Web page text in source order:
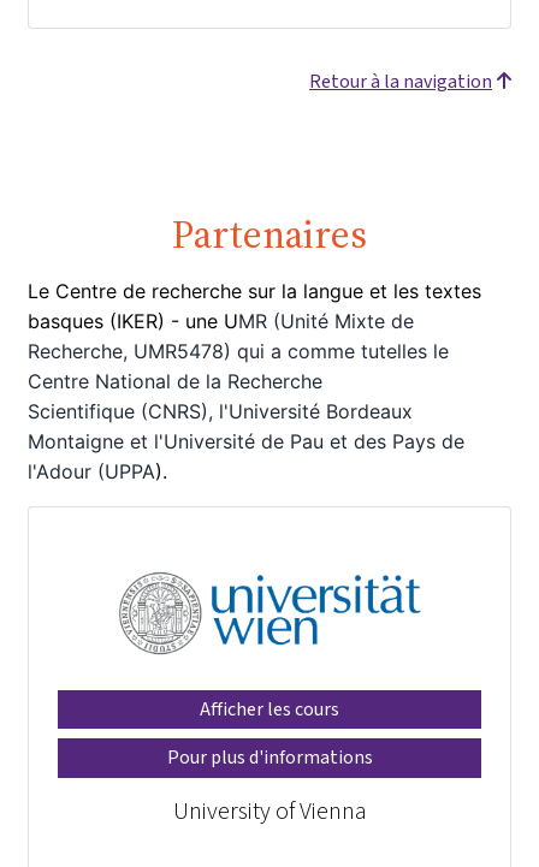
Retour à la navigation
Partenaires
Le Centre de recherche sur la langue et les textes
basques (IKER) - une UMR (Unité Mixte de
Recherche, UMR5478) qui a comme tutelles le
Centre National de la Recherche
Scientifique (CNRS), l'Université Bordeaux
Montaigne et l'Université de Pau et des Pays de
l'Adour (UPPA).
Afficher les cours
Pour plus d'informations
University of Vienna